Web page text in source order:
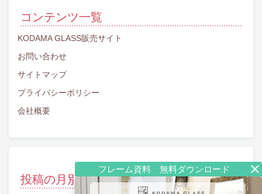
コンテンツ一覧
KODAMA GLASS販売サイト
お問い合わせ
サイトマップ
プライバシーポリシー
会社概要
投稿の月別アーカイブ